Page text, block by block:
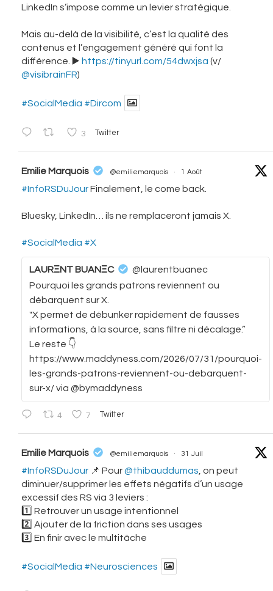
LinkedIn s’impose comme un levier stratégique.
Mais au-delà de la visibilité, c’est la qualité des
contenus et l’engagement généré qui font la
différence. ▶️ https://tinyurl.com/54dwxjsa (v/
@visibrainFR)
#SocialMedia #Dircom
3 Twitter
Emilie Marquois @emiliemarquois · 1 Août
#InfoRSDuJourFinalement, le come back.
Bluesky, LinkedIn… ils ne remplaceront jamais X.
#SocialMedia #X
LAURΞNT BUANΞC
@laurentbuanec
Pourquoi les grands patrons reviennent ou
débarquent sur X.
"X permet de débunker rapidement de fausses
informations, à la source, sans filtre ni décalage.”
Le reste 👇
https://www.maddyness.com/2026/07/31/pourquoi-
les-grands-patrons-reviennent-ou-debarquent-
sur-x/ via @bymaddyness
4 7 Twitter
Emilie Marquois @emiliemarquois · 31 Juil
#InfoRSDuJour 📌 Pour@thibauddumas , on peut
diminuer/supprimer les effets négatifs d’un usage
excessif des RS via 3 leviers :
1️⃣ Retrouver un usage intentionnel
2️⃣ Ajouter de la friction dans ses usages
3️⃣ En finir avec le multitâche
#SocialMedia #Neurosciences